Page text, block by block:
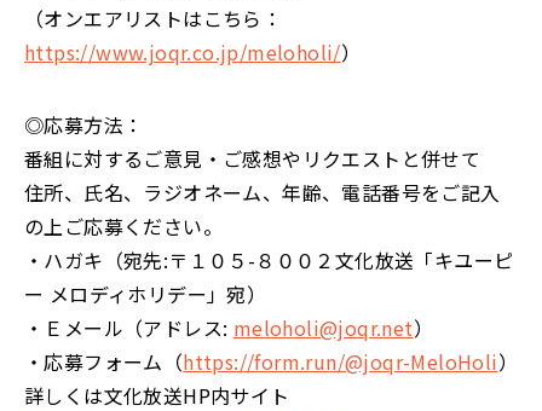
（オンエアリストはこちら：
https://www.joqr.co.jp/meloholi/）
◎応募方法：
番組に対するご意見・ご感想やリクエストと併せて
住所、氏名、ラジオネーム、年齢、電話番号をご記入
の上ご応募ください。
・ハガキ（宛先:〒１０５-８００２文化放送「キユーピ
ー メロディホリデー」宛）
・Ｅメール（アドレス: meloholi@joqr.net）
・応募フォーム（https://form.run/@joqr-MeloHoli）
詳しくは文化放送HP内サイト